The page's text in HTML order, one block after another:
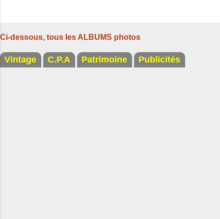
Ci-dessous, tous les ALBUMS photos
Vintage C.P.A Patrimoine Publicités